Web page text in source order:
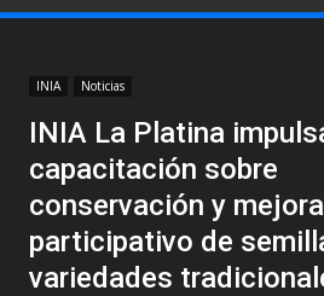
INIA Noticias
INIA La Platina
capacitación sobre
conservación y
participativo de
variedades